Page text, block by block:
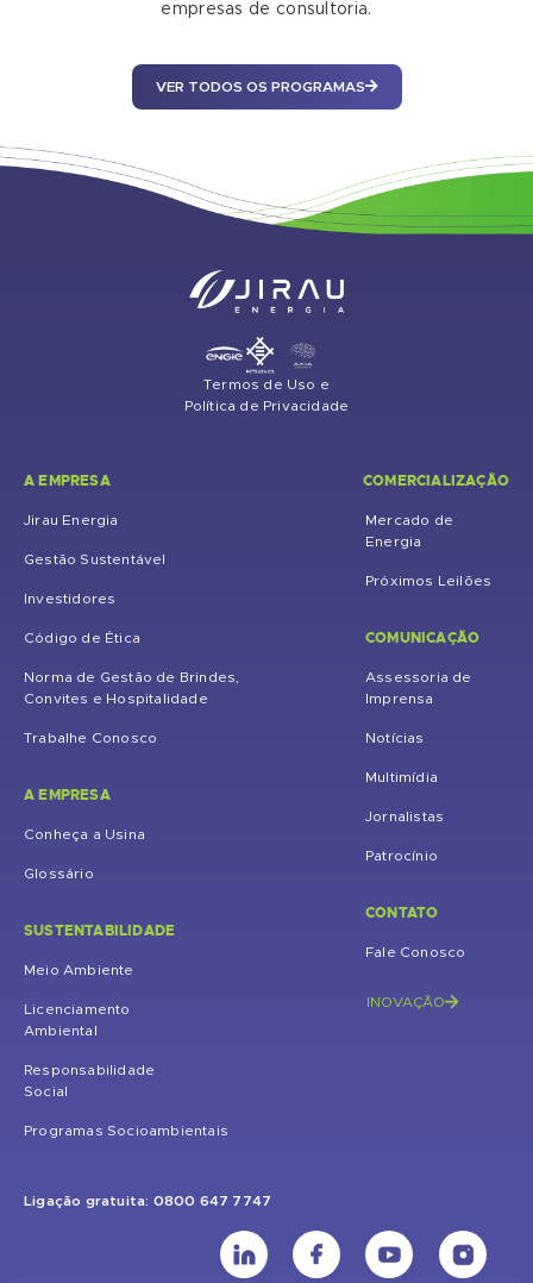
empresas de consultoria.
VER TODOS OS PROGRAMAS
Termos de Uso e
Política de Privacidade
A EMPRESA
Jirau Energia
Gestão Sustentável
Investidores
Código de Ética
Norma de Gestão de Brindes,
Convites e Hospitalidade
Trabalhe Conosco
A EMPRESA
Conheça a Usina
Glossário
SUSTENTABILIDADE
Meio Ambiente
Licenciamento
Ambiental
Responsabilidade
Social
Programas Socioambientais
COMERCIALIZAÇÃO
Mercado de
Energia
Próximos Leilões
COMUNICAÇÃO
Assessoria de
Imprensa
Notícias
Multimídia
Jornalistas
Patrocínio
CONTATO
Fale Conosco
INOVAÇÃO
Ligação gratuita: 0800 647 7747